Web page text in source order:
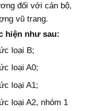
đối với cán bộ,
vũ trang.
hiện như sau:
loại B;
loại A0;
loại A1;
loại A2, nhóm 1